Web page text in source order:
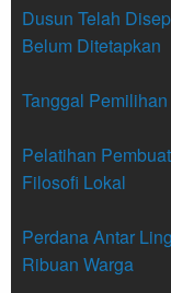
Dusun Telah
Belum Ditetapkan
Tanggal
Pelatihan
Filosofi Lokal
Perdana Antar
Ribuan Warga